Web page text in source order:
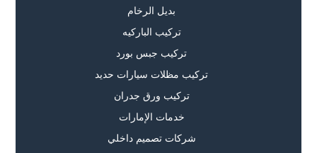
بديل الرخام
تركيب الباركيه
تركيب جبس بورد
تركيب مظلات سيارات حديد
تركيب ورق جدران
خدمات الإمارات
شركات تصميم داخلي